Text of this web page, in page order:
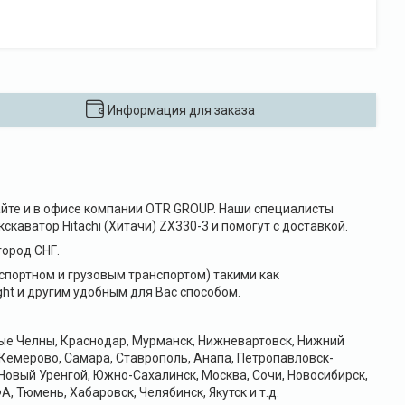
Информация для заказа
и в офисе компании OTR GROUP. Наши специалисты
Hitachi (Хитачи) ZX330-3 и помогут с доставкой.
СНГ.
и грузовым транспортом) такими как
и другим удобным для Вас способом.
Челны, Краснодар, Мурманск, Нижневартовск, Нижний
Самара, Ставрополь, Анапа, Петропавловск-
Уренгой, Южно-Сахалинск, Москва, Сочи, Новосибирск,
Тюмень, Хабаровск, Челябинск, Якутск и т.д.